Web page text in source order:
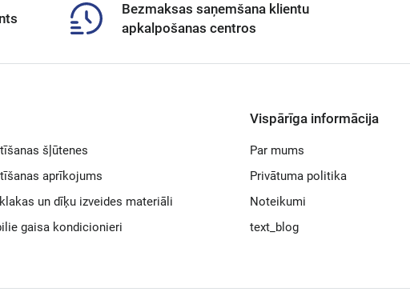
Bezmaksas saņemšana klientu
apkalpošanas centros
šļūtenes
aprīkojums
un dīķu izveides materiāli
gaisa kondicionieri
Vispārīga informācija
Par mums
Privātuma politika
Noteikumi
text_blog